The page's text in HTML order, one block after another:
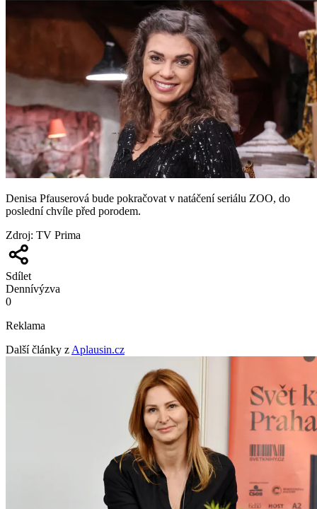
Denisa Pfauserová bude pokračovat v natáčení seriálu ZOO, do
poslední chvíle před porodem.
Zdroj: TV Prima
Sdílet
Dennívýzva
0
Reklama
Další články z Aplausin.cz